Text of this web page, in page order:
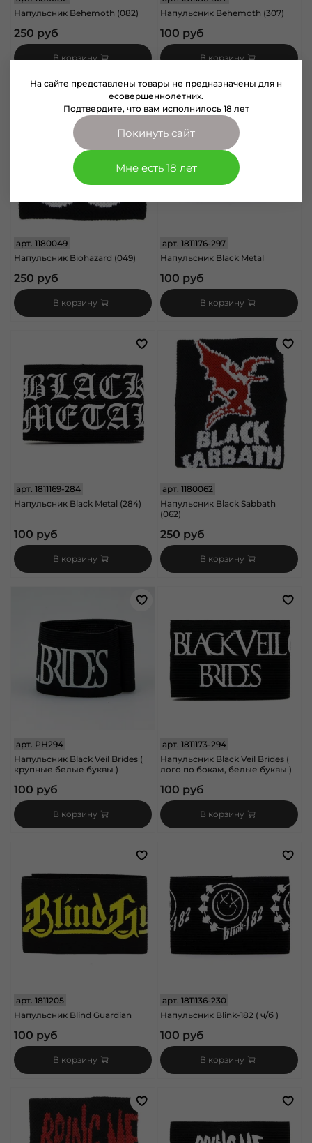
Напульсник Behemoth (082)
250 руб
В корзину
Напульсник Behemoth (307)
100 руб
В корзину
арт. 1180049
Напульсник Biohazard (049)
250 руб
В корзину
арт.1811176-297
Напульсник Black Metal
100 руб
В корзину
арт. 1811169-284
Напульсник Black Metal (284)
100 руб
В корзину
арт.1180062
Напульсник Black Sabbath
(062)
250 руб
В корзину
арт. РН294
Напульсник Black Veil Brides (
крупные белые буквы )
100 руб
В корзину
арт.1811173-294
Напульсник Black Veil Brides (
лого по бокам, белые буквы )
100 руб
В корзину
арт. 1811205
Напульсник Blind Guardian
100 руб
В корзину
арт.1811136-230
Напульсник Blink-182 ( ч/б )
100 руб
В корзину
На сайте представлены товары не предназначены для н
есовершеннолетних.
Подтвердите, что вам исполнилось 18 лет
Покинуть сайт
Мне есть 18 лет